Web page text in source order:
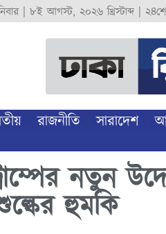
| ৮ই আগস্ট, ২০২৬ খ্রিস্টাব্দ|
রাজনীতি সারাদেশ
নতুন
হুমকি